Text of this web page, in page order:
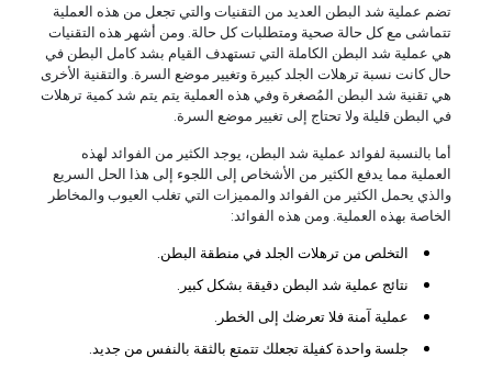
تضم عملية شد البطن العديد من التقنيات والتي تجعل من هذه العملية
تتماشى مع كل حالة صحية ومتطلبات كل حالة. ومن أشهر هذه التقنيات
هي عملية شد البطن الكاملة التي تستهدف القيام بشد كامل البطن في
حال كانت نسبة ترهلات الجلد كبيرة وتغيير موضع السرة. والتقنية الأخرى
هي تقنية شد البطن المُصغرة وفي هذه العملية يتم يتم شد كمية ترهلات
في البطن قليلة ولا تحتاج إلى تغيير موضع السرة.
أما بالنسبة لفوائد عملية شد البطن، يوجد الكثير من الفوائد لهذه
العملية مما يدفع الكثير من الأشخاص إلى اللجوء إلى هذا الحل السريع
والذي يحمل الكثير من الفوائد والمميزات التي تغلب العيوب والمخاطر
الخاصة بهذه العملية. ومن هذه الفوائد:
التخلص من ترهلات الجلد في منطقة البطن.
نتائج عملية شد البطن دقيقة بشكل كبير.
عملية آمنة فلا تعرضك إلى الخطر.
جلسة واحدة كفيلة تجعلك تتمتع بالثقة بالنفس من جديد.